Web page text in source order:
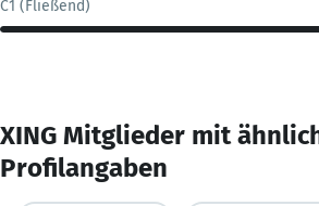
C1 (Fließend)
XING Mitglieder mit
Profilangaben